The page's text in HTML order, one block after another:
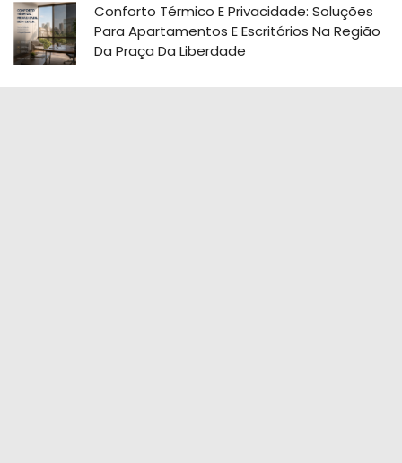
Conforto Térmico E Privacidade: Soluções
Para Apartamentos E Escritórios Na Região
Da Praça Da Liberdade